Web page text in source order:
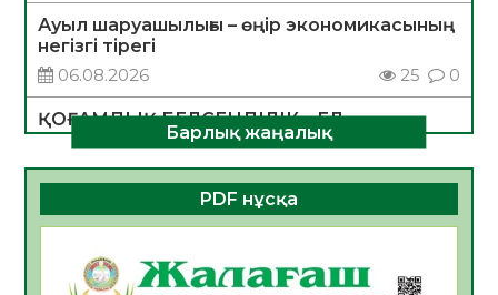
Ауыл шаруашылығы – өңір экономикасының
негізгі тірегі
06.08.2026
25 0
ҚОҒАМДЫҚ БЕЛСЕНДІЛІК – ЕЛ
ДАМУЫНЫҢ НЕГІЗІ
06.08.2026
23 0
ҚҰРЫЛТАЙ САЙЛАУЫ – БОЛАШАҚҚА
БАСТАР ЖАУАПТЫ ТАҢДАУ
06.08.2026
Барлық жаңалық
PDF нұсқа